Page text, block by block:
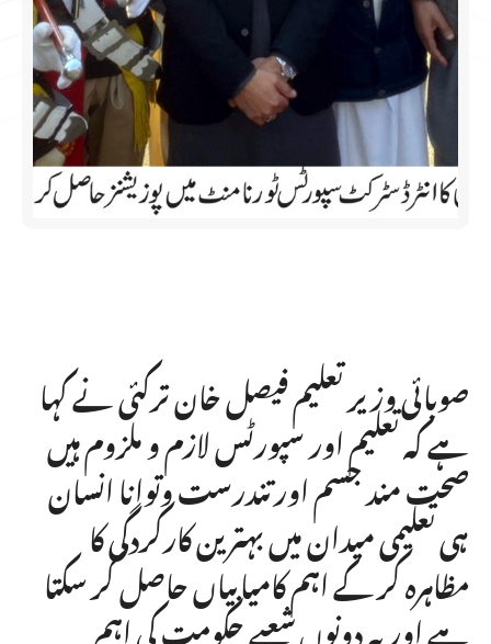
صوبائی وزیر تعلیم فیصل خان ترکئی نے کہا
ہے کہ تعلیم اور سپورٹس لازم و ملزوم ہیں
صحت مند جسم اور تندرست وتوانا انسان
ہی تعلیمی میدان میں بہترین کارکردگی کا
مظاہرہ کر کے اہم کامیابیاں حاصل کر سکتا
ہے اور یہ دونوں شعبے حکومت کی اہم